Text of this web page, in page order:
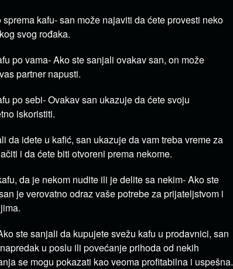
kafu- san može najaviti da ćete provesti neko
svog rođaka.
po vama- Ako ste sanjali ovakav san, on može
partner napusti.
po sebi- Ovakav san ukazuje da ćete svoju
iskoristiti.
da idete u kafić, san ukazuje da vam treba vreme za
i da ćete biti otvoreni prema nekome.
da je nekom nudite ili je delite sa nekim- Ako ste
je verovatno odraz vaše potrebe za prijateljstvom i
ste sanjali da kupujete svežu kafu u prodavnici, san
u poslu ili povećanje prihoda od nekih
se mogu pokazati kao veoma profitabilna i uspešna.